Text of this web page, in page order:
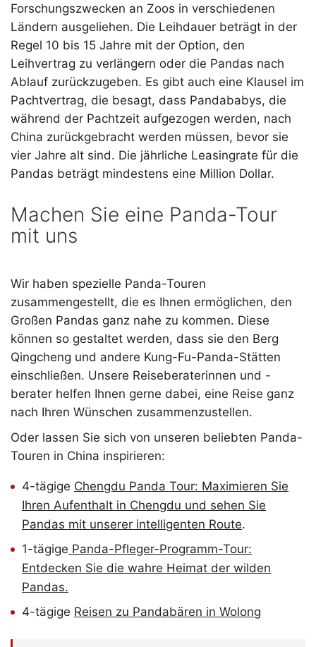
Forschungszwecken an Zoos in verschiedenen
Ländern ausgeliehen. Die Leihdauer beträgt in der
Regel 10 bis 15 Jahre mit der Option, den
Leihvertrag zu verlängern oder die Pandas nach
Ablauf zurückzugeben. Es gibt auch eine Klausel im
Pachtvertrag, die besagt, dass Pandababys, die
während der Pachtzeit aufgezogen werden, nach
China zurückgebracht werden müssen, bevor sie
vier Jahre alt sind. Die jährliche Leasingrate für die
Pandas beträgt mindestens eine Million Dollar.
Machen Sie eine Panda-Tour
mit uns
Wir haben spezielle Panda-Touren
zusammengestellt, die es Ihnen ermöglichen, den
Großen Pandas ganz nahe zu kommen. Diese
können so gestaltet werden, dass sie den Berg
Qingcheng und andere Kung-Fu-Panda-Stätten
einschließen. Unsere Reiseberaterinnen und -
berater helfen Ihnen gerne dabei, eine Reise ganz
nach Ihren Wünschen zusammenzustellen.
Oder lassen Sie sich von unseren beliebten Panda-
Touren in China inspirieren:
4-tägige Chengdu Panda Tour: Maximieren Sie
Ihren Aufenthalt in Chengdu und sehen Sie
Pandas mit unserer intelligenten Route.
1-tägige Panda-Pfleger-Programm-Tour:
Entdecken Sie die wahre Heimat der wilden
Pandas.
4-tägige Reisen zu Pandabären in Wolong